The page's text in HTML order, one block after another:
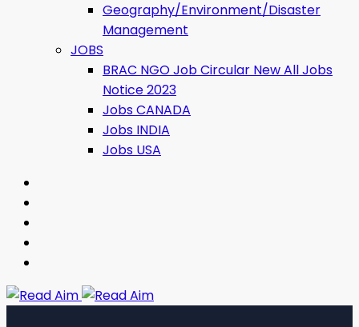
Geography/Environment/Disaster
Management
JOBS
BRAC NGO Job Circular New All Jobs
Notice 2023
Jobs CANADA
Jobs INDIA
Jobs USA
Read Aim